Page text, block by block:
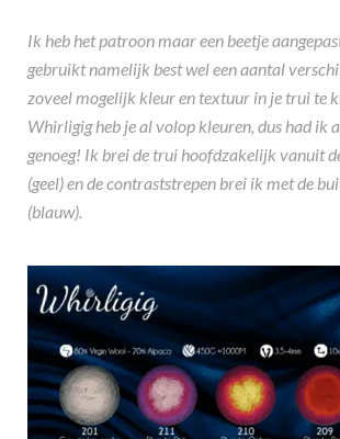
Ik heb het patroon maar een beetje
gebruikt namelijk best wel een aantal
zoveel mogelijk kleur en textuur in je trui te
Whirligig heb je al volop kleuren, dus had ik
genoeg! Ik brei de trui hoofdzakelijk vanuit
(geel) en de contraststrepen brei ik met de
(blauw).